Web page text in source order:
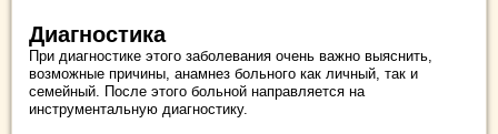
Диагностика
При диагностике этого заболевания очень важно выяснить,
возможные причины, анамнез больного как личный, так и
семейный. После этого больной направляется на
инструментальную диагностику.